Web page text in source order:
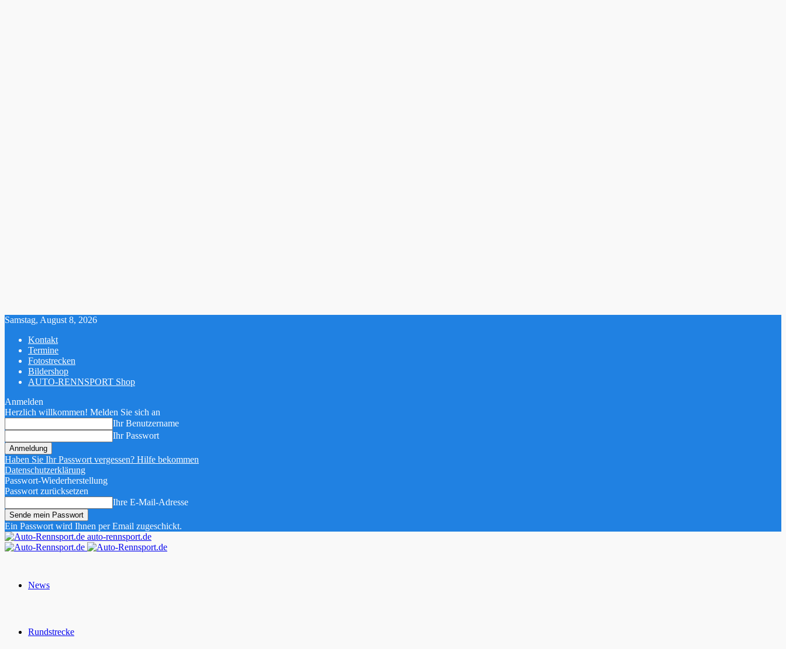
Samstag, August 8, 2026
Kontakt
Termine
Fotostrecken
Bildershop
AUTO-RENNSPORT Shop
Anmelden
Herzlich willkommen! Melden Sie sich an
Ihr Benutzername
Ihr Passwort
Haben Sie Ihr Passwort vergessen? Hilfe bekommen
Datenschutzerklärung
Passwort-Wiederherstellung
Passwort zurücksetzen
Ihre E-Mail-Adresse
Ein Passwort wird Ihnen per Email zugeschickt.
auto-rennsport.de
News
Rundstrecke